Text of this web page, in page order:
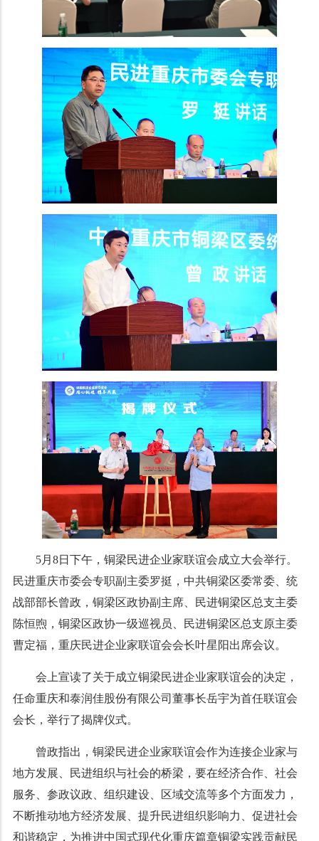
5月8日下午，铜梁民进企业家联谊会成立大会举行。
民进重庆市委会专职副主委罗挺，中共铜梁区委常委、统
战部部长曾政，铜梁区政协副主席、民进铜梁区总支主委
陈恒煦，铜梁区政协一级巡视员、民进铜梁区总支原主委
曹定福，重庆民进企业家联谊会会长叶星阳出席会议。
会上宣读了关于成立铜梁民进企业家联谊会的决定，
任命重庆和泰润佳股份有限公司董事长岳宇为首任联谊会
会长，举行了揭牌仪式。
曾政指出，铜梁民进企业家联谊会作为连接企业家与
地方发展、民进组织与社会的桥梁，要在经济合作、社会
服务、参政议政、组织建设、区域交流等多个方面发力，
不断推动地方经济发展、提升民进组织影响力、促进社会
和谐稳定，为推进中国式现代化重庆篇章铜梁实践贡献民